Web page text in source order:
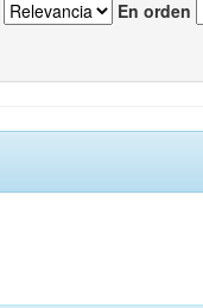
En orden